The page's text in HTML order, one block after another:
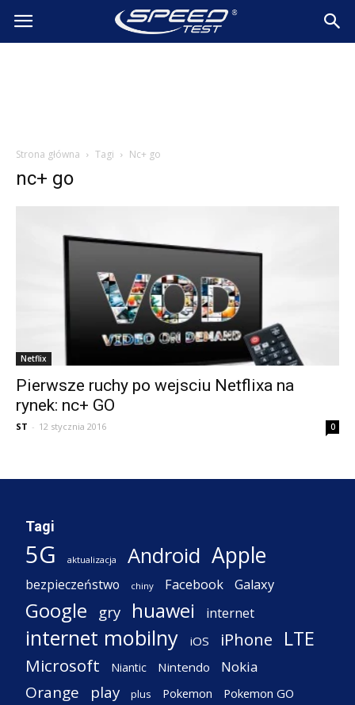
SpeedTest.pl
Strona główna Tagi Nc+ go
nc+ go
Netflix
Pierwsze ruchy po wejsciu Netflixa na
rynek: nc+ GO
ST - 12 stycznia 2016 0
Tagi
5G aktualizacja Android Apple
bezpieczeństwo chiny Facebook Galaxy
Google gry huawei internet
internet mobilny iOS iPhone LTE
Microsoft Niantic Nintendo Nokia
Orange play plus Pokemon Pokemon GO